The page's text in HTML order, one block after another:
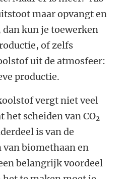
maar opvangt en
kun je toewerken
of zelfs
uit de atmosfeer:
productie.
vergt niet veel
scheiden van CO2
is van de
van biomethaan en
belangrijk voordeel